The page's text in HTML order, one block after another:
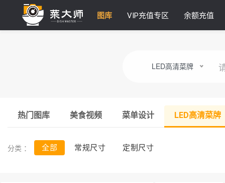
图库 VIP充值专区 余额充值
LED高清菜牌
热门图库 美食视频 菜单设计 LED高清菜牌
分类 ： 全部 常规尺寸 定制尺寸